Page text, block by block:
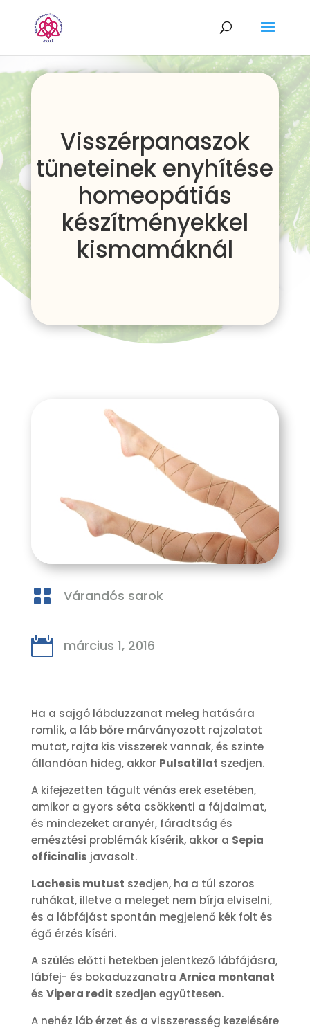
Visszérpanaszok
tüneteinek enyhítése
homeopátiás
készítményekkel
kismamáknál
 Várandós sarok
 március 1, 2016
Ha a sajgó lábduzzanat meleg hatására
romlik, a láb bőre márványozott rajzolatot
mutat, rajta kis visszerek vannak, és szinte
állandóan hideg, akkor Pulsatillat szedjen.
A kifejezetten tágult vénás erek esetében,
amikor a gyors séta csökkenti a fájdalmat,
és mindezeket aranyér, fáradtság és
emésztési problémák kísérik, akkor a Sepia
officinalis javasolt.
Lachesis mutust szedjen, ha a túl szoros
ruhákat, illetve a meleget nem bírja elviselni,
és a lábfájást spontán megjelenő kék folt és
égő érzés kíséri.
A szülés előtti hetekben jelentkező lábfájásra,
lábfej- és bokaduzzanatra Arnica montanat
és Vipera redit szedjen együttesen.
A nehéz láb érzet és a visszeresség kezelésére